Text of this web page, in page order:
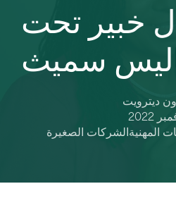
خبير تحت
سميث
ديترويت
الشركات الصغيرة